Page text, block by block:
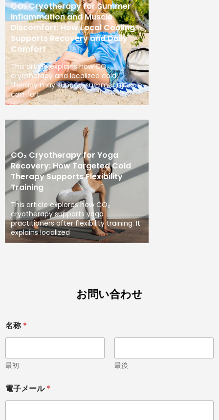
CO₂ Cryotherapy for Summer
Inflammation and Muscle
Discomfort: How Local Cooling
Supports Recovery and Daily
Comfort
This article explains how CO₂
cryotherapy and localized cold
therapy may support summer muscle
comfort
CO₂ Cryotherapy for Yoga
Recovery: How Targeted Cold
Therapy Supports Flexibility
Training
This article explores how CO₂
cryotherapy supports yoga
practitioners after flexibility training. It
explains localized
お問い合わせ
名称 *
最初 最後
電子メール *